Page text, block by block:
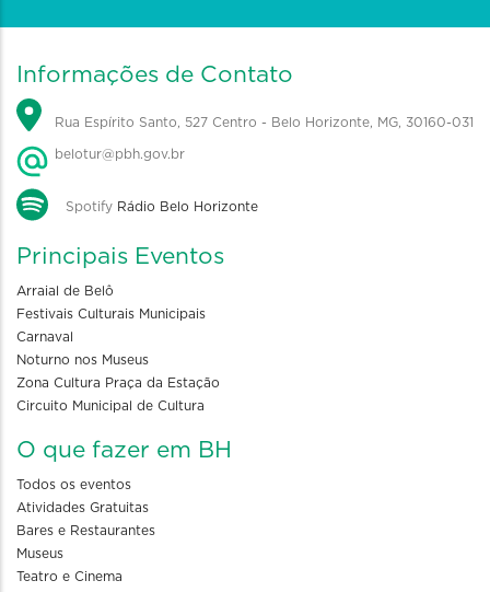
Informações de Contato
Rua Espírito Santo, 527 Centro - Belo Horizonte, MG, 30160-031
belotur@pbh.gov.br
Spotify Rádio Belo Horizonte
Principais Eventos
Arraial de Belô
Festivais Culturais Municipais
Carnaval
Noturno nos Museus
Zona Cultura Praça da Estação
Circuito Municipal de Cultura
O que fazer em BH
Todos os eventos
Atividades Gratuitas
Bares e Restaurantes
Museus
Teatro e Cinema